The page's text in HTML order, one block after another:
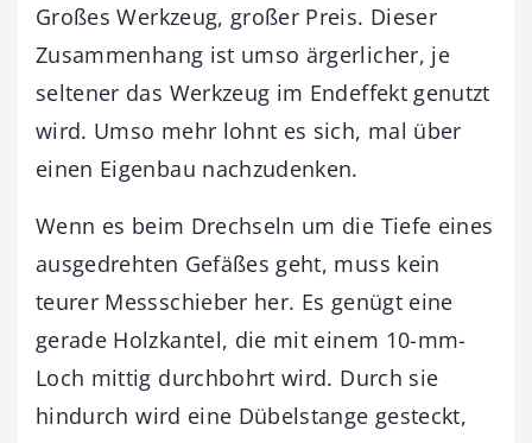
Großes Werkzeug, großer Preis. Dieser
Zusammenhang ist umso ärgerlicher, je
seltener das Werkzeug im Endeffekt genutzt
wird. Umso mehr lohnt es sich, mal über
einen Eigenbau nachzudenken.
Wenn es beim Drechseln um die Tiefe eines
ausgedrehten Gefäßes geht, muss kein
teurer Messschieber her. Es genügt eine
gerade Holzkantel, die mit einem 10-mm-
Loch mittig durchbohrt wird. Durch sie
hindurch wird eine Dübelstange gesteckt,